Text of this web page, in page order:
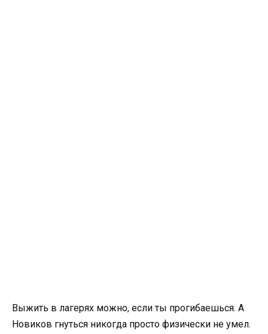
Выжить в лагерях можно, если ты прогибаешься. А
Новиков гнуться никогда просто физически не умел.